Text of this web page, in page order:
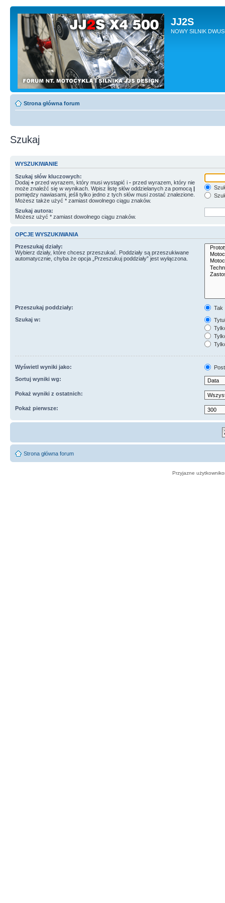
JJ2S
NOWY SILNIK
Strona główna forum
Szukaj
WYSZUKIWANIE
Szukaj słów kluczowych:
Dodaj + przed wyrazem, który musi wystąpić i - przed wyrazem, który nie
może znaleźć się w wynikach. Wpisz listę słów oddzielanych za pomocą |
pomiędzy nawiasami, jeśli tylko jedno z tych słów musi zostać znalezione.
Możesz także użyć * zamiast dowolnego ciągu znaków.
Szukaj autora:
Możesz użyć * zamiast dowolnego ciągu znaków.
OPCJE WYSZUKIWANIA
Przeszukaj działy:
Wybierz działy, które chcesz przeszukać. Poddziały są przeszukiwane
automatycznie, chyba że opcja „Przeszukuj poddziały” jest wyłączona.
Przeszukaj poddziały:
Tak
Szukaj w:
Wyświetl wyniki jako:
Sortuj wyniki wg:
Pokaż wyniki z ostatnich:
Pokaż pierwsze:
Strona główna forum
Przyjazne